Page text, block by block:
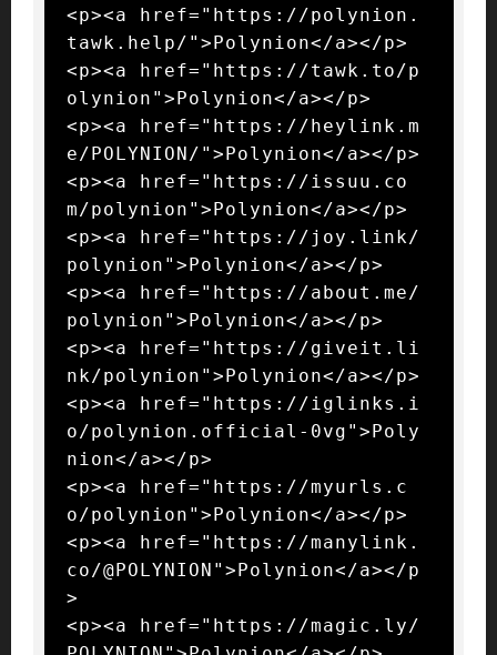
<p><a href="https://polynion.
tawk.help/">Polynion</a></p>
<p><a href="https://tawk.to/p
olynion">Polynion</a></p>
<p><a href="https://heylink.m
e/POLYNION/">Polynion</a></p>
<p><a href="https://issuu.co
m/polynion">Polynion</a></p>
<p><a href="https://joy.link/
polynion">Polynion</a></p>
<p><a href="https://about.me/
polynion">Polynion</a></p>
<p><a href="https://giveit.li
nk/polynion">Polynion</a></p>
<p><a href="https://iglinks.i
o/polynion.official-0vg">Poly
nion</a></p>
<p><a href="https://myurls.c
o/polynion">Polynion</a></p>
<p><a href="https://manylink.
co/@POLYNION">Polynion</a></p
>
<p><a href="https://magic.ly/